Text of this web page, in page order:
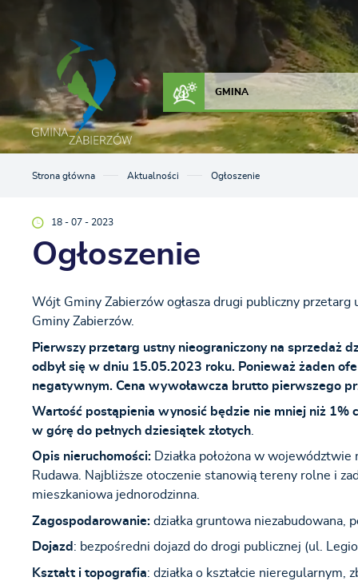
Przejdź do menu.
Przejdź do wyszukiwarki.
Przejdź do treści.
Przejdź do ustawień wielkości czcionki.
Włącz wersję kontrastową strony.
GMINA
Strona główna Aktualności Ogłoszenie
18 - 07 - 2023
Ogłoszenie
Wójt Gminy Zabierzów ogłasza drugi publiczny
Gminy Zabierzów.
Pierwszy przetarg ustny nieograniczony na sprzedaż
odbył się w dniu 15.05.2023 roku. Ponieważ żaden
negatywnym. Cena wywoławcza brutto pierwszego
Wartość postąpienia wynosić będzie nie mniej niż
w górę do pełnych dziesiątek złotych.
Opis nieruchomości: Działka położona w
Rudawa. Najbliższe otoczenie stanowią tereny rolne i
mieszkaniowa jednorodzinna.
Zagospodarowanie:działka gruntowa niezabudowana,
Dojazd : bezpośredni dojazd do drogi publicznej (ul.
Kształt i topografia: działka o kształcie nieregularnym,